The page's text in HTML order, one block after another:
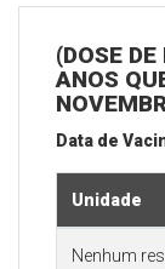
(DOSE
ANOS
Data de
Unidade
Nenhum